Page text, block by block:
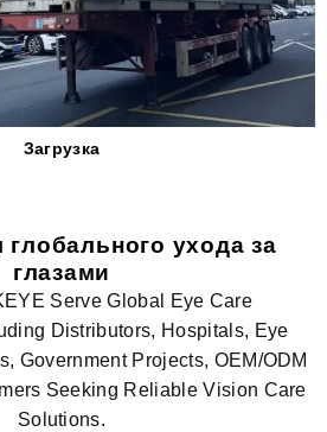
Загрузка
ухода за
глазами
Serve Global Eye Care
Distributors, Hospitals, Eye
Government Projects, OEM/ODM
Seeking Reliable Vision Care
Solutions.